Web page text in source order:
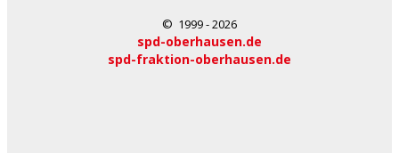
© 1999 - 2026
spd-oberhausen.de
spd-fraktion-oberhausen.de